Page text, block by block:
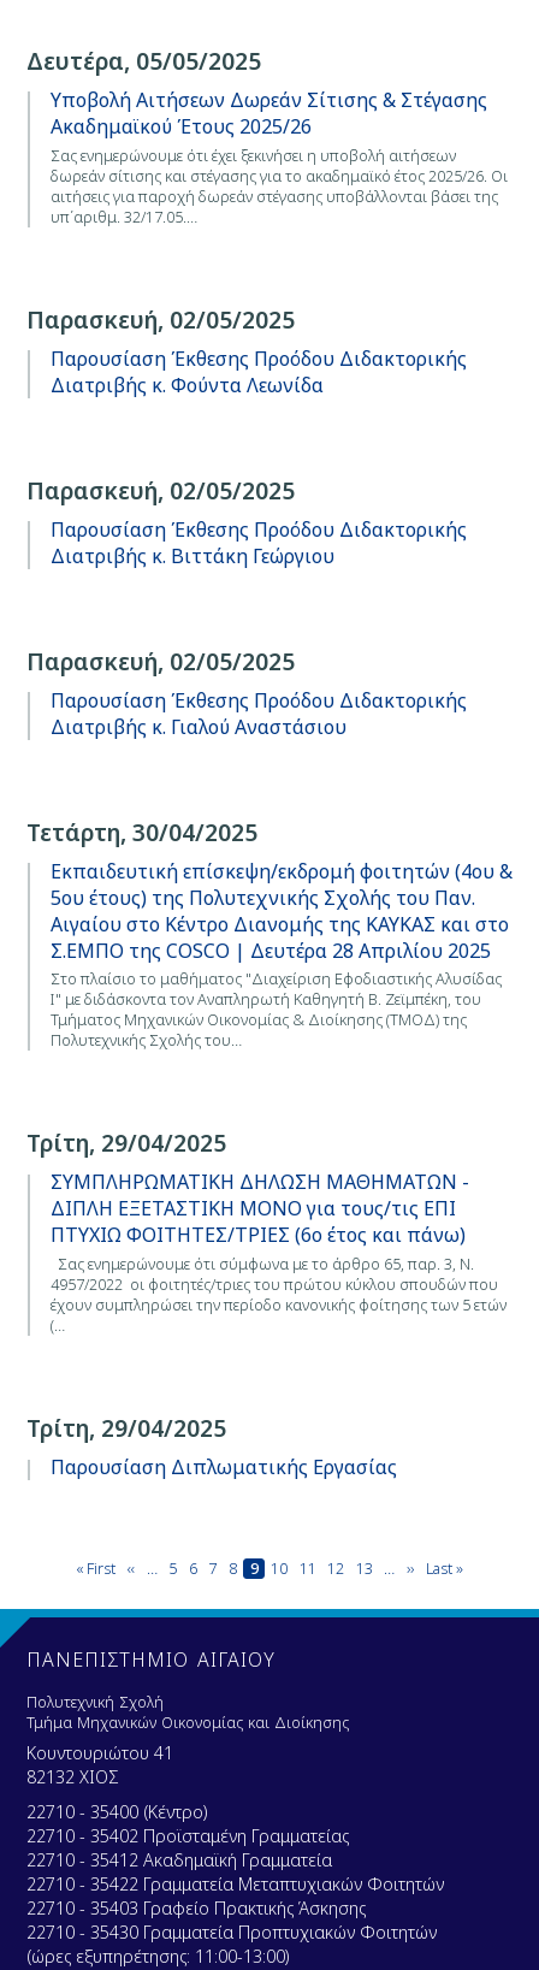
Δευτέρα, 05/05/2025
Υποβολή Αιτήσεων Δωρεάν Σίτισης & Στέγασης
Ακαδημαϊκού Έτους 2025/26
Σας ενημερώνουμε ότι έχει ξεκινήσει η υποβολή αιτήσεων
δωρεάν σίτισης και στέγασης για το ακαδημαϊκό έτος 2025/26. Οι
αιτήσεις για παροχή δωρεάν στέγασης υποβάλλονται βάσει της
υπ΄αριθμ. 32/17.05.…
Παρασκευή, 02/05/2025
Παρουσίαση Έκθεσης Προόδου Διδακτορικής
Διατριβής κ. Φούντα Λεωνίδα
Παρασκευή, 02/05/2025
Παρουσίαση Έκθεσης Προόδου Διδακτορικής
Διατριβής κ. Βιττάκη Γεώργιου
Παρασκευή, 02/05/2025
Παρουσίαση Έκθεσης Προόδου Διδακτορικής
Διατριβής κ. Γιαλού Αναστάσιου
Τετάρτη, 30/04/2025
Εκπαιδευτική επίσκεψη/εκδρομή φοιτητών (4ου &
5ου έτους) της Πολυτεχνικής Σχολής του Παν.
Αιγαίου στο Κέντρο Διανομής της ΚΑΥΚΑΣ και στο
Σ.ΕΜΠΟ της COSCO | Δευτέρα 28 Απριλίου 2025
Στο πλαίσιο το μαθήματος "Διαχείριση Εφοδιαστικής Αλυσίδας
Ι" με διδάσκοντα τον Αναπληρωτή Καθηγητή Β. Ζεϊμπέκη, του
Τμήματος Μηχανικών Οικονομίας & Διοίκησης (ΤΜΟΔ) της
Πολυτεχνικής Σχολής του…
Τρίτη, 29/04/2025
ΣΥΜΠΛΗΡΩΜΑΤΙΚΗ ΔΗΛΩΣΗ ΜΑΘΗΜΑΤΩΝ -
ΔΙΠΛΗ ΕΞΕΤΑΣΤΙΚΗ ΜΟΝΟ για τους/τις ΕΠΙ
ΠΤΥΧΙΩ ΦΟΙΤΗΤΕΣ/ΤΡΙΕΣ (6ο έτος και πάνω)
Σας ενημερώνουμε ότι σύμφωνα με το άρθρο 65, παρ. 3, Ν.
4957/2022 οι φοιτητές/τριες του πρώτου κύκλου σπουδών που
έχουν συμπληρώσει την περίοδο κανονικής φοίτησης των 5 ετών
(…
Τρίτη, 29/04/2025
Παρουσίαση Διπλωματικής Εργασίας
Σελιδοποίηση
First
« First Προηγούμενη
‹‹ … Page
5 Page
6 Page
7 Page
8
Τρέχουσα
σελίδα
9 Page
10 Page
11 Page
12 Page
13 … Next
››
Last
Last »
ΠΑΝΕΠΙΣΤΗΜΙΟ ΑΙΓΑΙΟΥ
Πολυτεχνική Σχολή
Τμήμα Μηχανικών Οικονομίας και Διοίκησης
Κουντουριώτου 41
82132 ΧΙΟΣ
22710 - 35400 (Κέντρο)
22710 - 35402 Προϊσταμένη Γραμματείας
22710 - 35412 Ακαδημαϊκή Γραμματεία
22710 - 35422 Γραμματεία Μεταπτυχιακών Φοιτητών
22710 - 35403 Γραφείο Πρακτικής Άσκησης
22710 - 35430 Γραμματεία Προπτυχιακών Φοιτητών
(ώρες εξυπηρέτησης: 11:00-13:00)